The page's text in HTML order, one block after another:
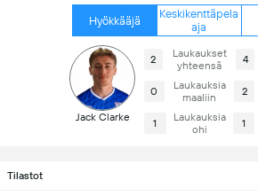
Hyökkääjä
Keskikenttäpela
aja
Jack Clarke
2
Laukaukset
yhteensä
4
0
Laukauksia
maaliin
2
1
Laukauksia
ohi
1
Tilastot